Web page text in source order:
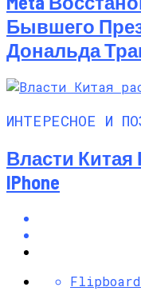
Бывшего
Дональда
ИНТЕРЕСНОЕ И
Власти
IPhone
Flipboard